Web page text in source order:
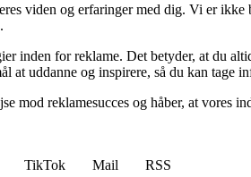
viden og erfaringer med dig. Vi er
inden for reklame. Det betyder, at du
uddanne og inspirere, så du kan tage
mod reklamesucces og håber, at
TikTok Mail
RSS